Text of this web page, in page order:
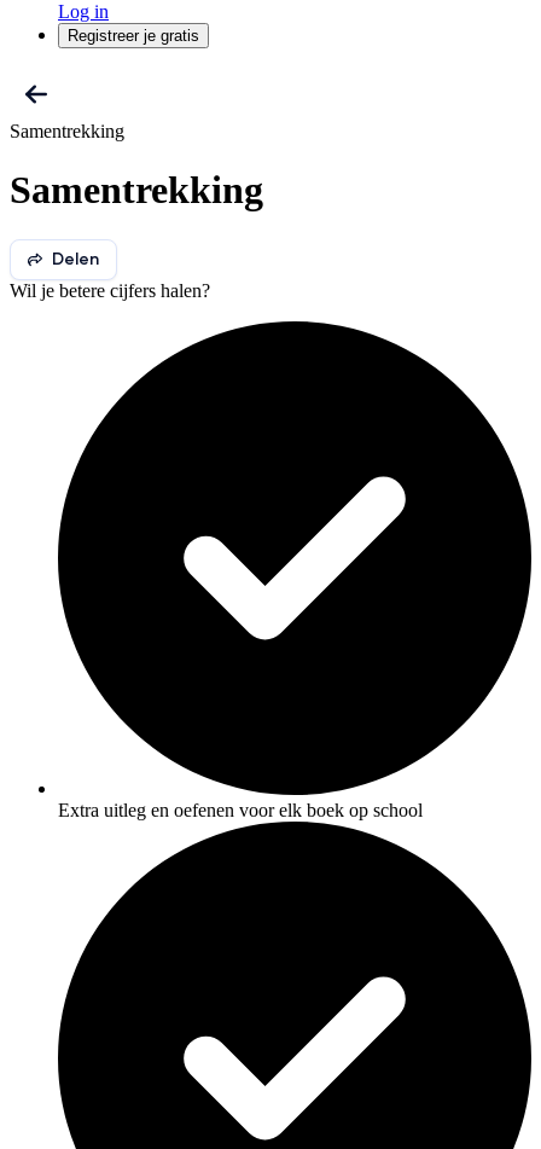
Log in
Registreer je gratis
Samentrekking
Samentrekking
Delen
Wil je betere cijfers halen?
Extra uitleg en oefenen voor elk boek op school